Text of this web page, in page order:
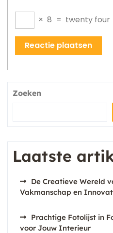
× 8 = twenty four
Zoeken
Laatste
De Creatieve Wereld
Vakmanschap en
Prachtige Fotolijst in
voor Jouw Interieur